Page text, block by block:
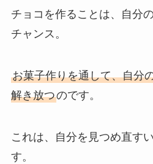
チョコを作ることは、自分
チャンス。
お菓子作りを通して、自分
解き放つのです。
これは、自分を見つめ直す
す。